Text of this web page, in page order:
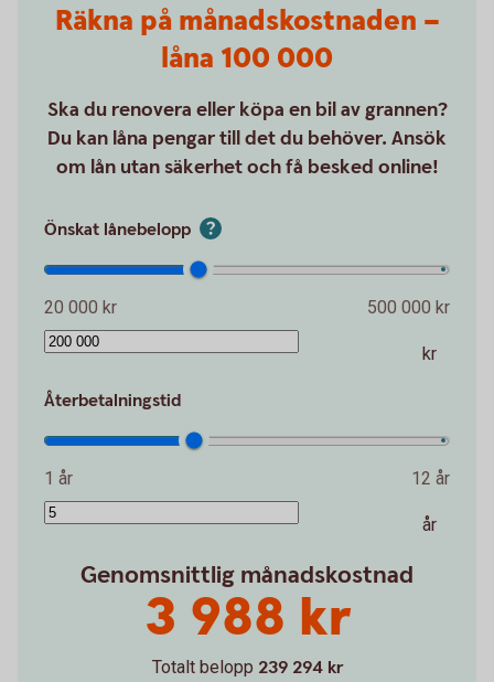
Räkna på månadskostnaden –
låna 100 000
Ska du renovera eller köpa en bil av grannen?
Du kan låna pengar till det du behöver. Ansök
om lån utan säkerhet och få besked online!
Önskat lånebelopp
20 000 kr 500 000 kr
kr
Återbetalningstid
1 år 12 år
år
Genomsnittlig månadskostnad
3 988 kr
Totalt belopp 239 294 kr